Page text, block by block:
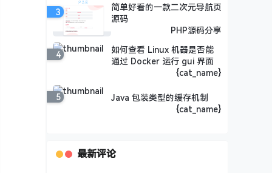
3
简单好看的一款二次元导航页
源码
PHP源码分享
4
如何查看 Linux 机器是否能
通过 Docker 运行 gui 界面
{cat_name}
5
Java 包装类型的缓存机制
{cat_name}
最新评论